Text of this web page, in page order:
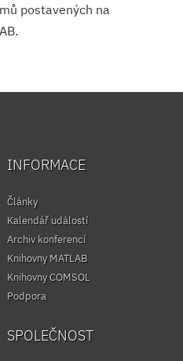
postavených na
INFORMACE
Články
Kalendář událostí
Archiv konferencí
Knihovny MATLAB
Knihovny COMSOL
Podpora
SPOLEČNOST